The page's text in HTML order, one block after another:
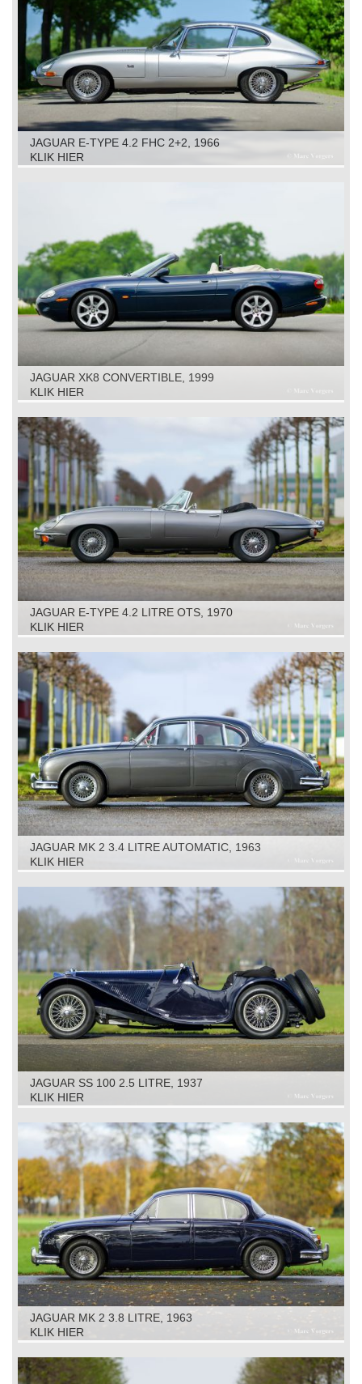
JAGUAR E-TYPE 4.2 FHC 2+2, 1966
KLIK HIER
JAGUAR XK8 CONVERTIBLE, 1999
KLIK HIER
JAGUAR E-TYPE 4.2 LITRE OTS, 1970
KLIK HIER
JAGUAR MK 2 3.4 LITRE AUTOMATIC, 1963
KLIK HIER
JAGUAR SS 100 2.5 LITRE, 1937
KLIK HIER
JAGUAR MK 2 3.8 LITRE, 1963
KLIK HIER